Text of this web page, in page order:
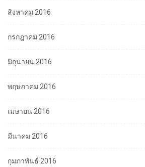
สิงหาคม 2016
กรกฎาคม 2016
มิถุนายน 2016
พฤษภาคม 2016
เมษายน 2016
มีนาคม 2016
กุมภาพันธ์ 2016